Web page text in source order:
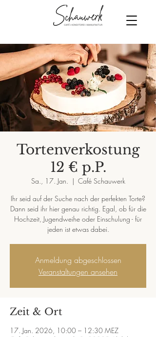
Tortenverkostung
12 € p.P.
Sa., 17. Jan.
  |
Café Schauwerk
Ihr seid auf der Suche nach der perfekten Torte?
Dann seid ihr hier genau richtig. Egal, ob für die
Hochzeit, Jugendweihe oder Einschulung - für
jeden ist etwas dabei.
Anmeldung abgeschlossen
Veranstaltungen ansehen
Zeit & Ort
17. Jan. 2026, 10:00 – 12:30 MEZ